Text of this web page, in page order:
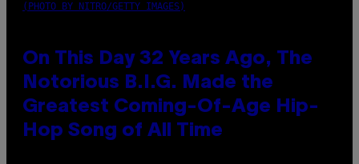
(PHOTO BY NITRO/GETTY IMAGES)
On This Day 32 Years Ago, The
Notorious B.I.G. Made the
Greatest Coming-Of-Age Hip-
Hop Song of All Time